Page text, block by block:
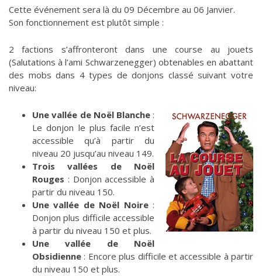
Cette événement sera là du 09 Décembre au 06 Janvier.
Son fonctionnement est plutôt simple :
2 factions s’affronteront dans une course au jouets
(Salutations à l’ami Schwarzenegger) obtenables en abattant
des mobs dans 4 types de donjons classé suivant votre
niveau:
Une vallée de Noël Blanche :
Le donjon le plus facile n’est
accessible qu’à partir du
niveau 20 jusqu’au niveau 149.
Trois vallées de Noël
Rouges : Donjon accessible à
partir du niveau 150.
Une vallée de Noël Noire:
Donjon plus difficile accessible
à partir du niveau 150 et plus.
Une vallée de Noël
Obsidienne : Encore plus difficile et accessible à partir
du niveau 150 et plus.